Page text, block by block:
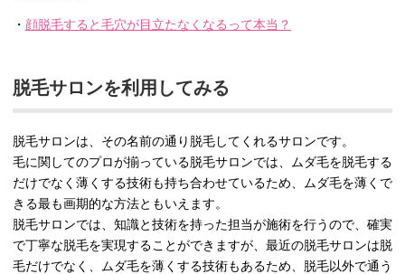
・ 顔脱毛すると毛穴が目立たなくなるって本当？
脱毛サロンを利用してみる
脱毛サロンは、その名前の通り脱毛してくれるサロンです。
毛に関してのプロが揃っている脱毛サロンでは、ムダ毛を脱毛する
だけでなく薄くする技術も持ち合わせているため、ムダ毛を薄くで
きる最も画期的な方法ともいえます。
脱毛サロンでは、知識と技術を持った担当が施術を行うので、確実
で丁寧な脱毛を実現することができますが、最近の脱毛サロンは脱
毛だけでなく、ムダ毛を薄くする技術もあるため、脱毛以外で通う